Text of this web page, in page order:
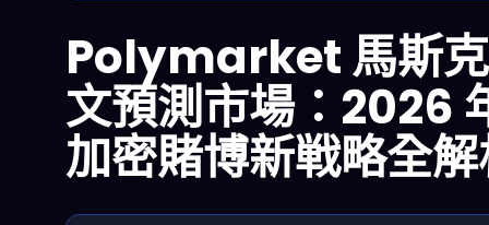
Polymarket 馬斯
文預測市場：2026
加密賭博新戦略全